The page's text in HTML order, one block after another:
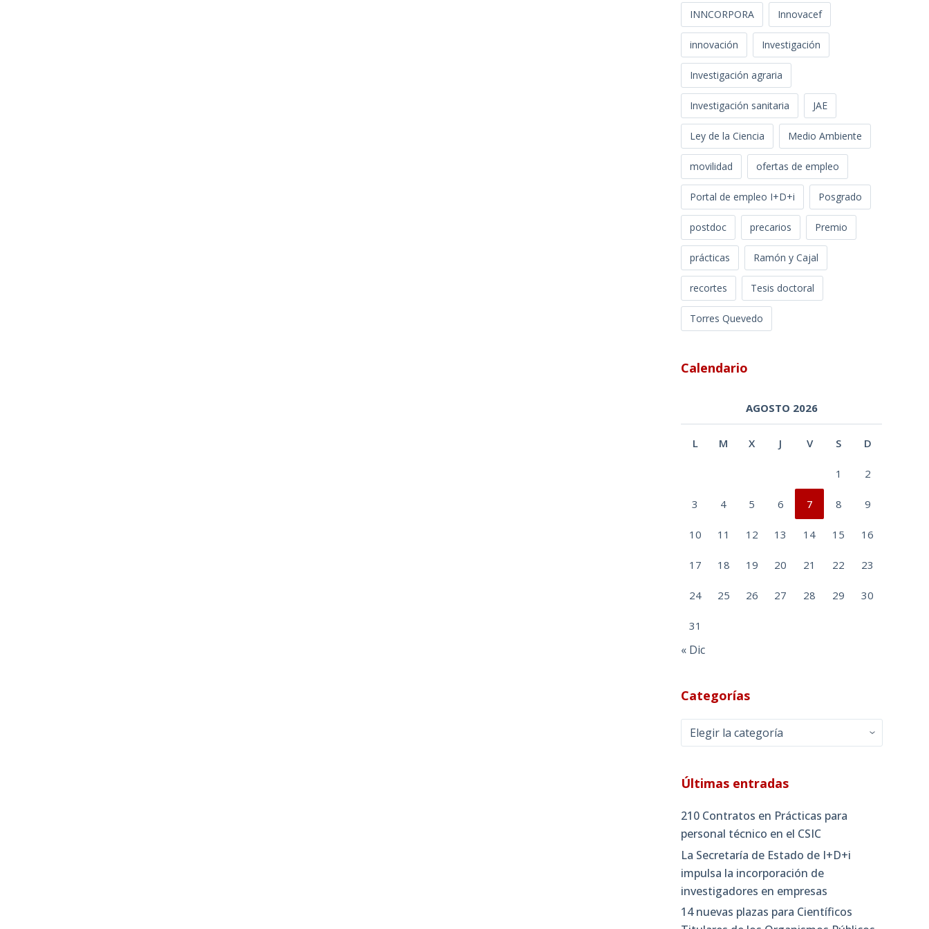
INNCORPORA Innovacef
innovación Investigación
Investigación agraria
Investigación sanitaria JAE
Ley de la Ciencia Medio Ambiente
movilidad ofertas de empleo
Portal de empleo I+D+i Posgrado
postdoc precarios Premio
prácticas Ramón y Cajal
recortes Tesis doctoral
Torres Quevedo
Calendario
AGOSTO 2026
L M X J V S D
1 2
3 4 5 6 7 8 9
10 11 12 13 14 15 16
17 18 19 20 21 22 23
24 25 26 27 28 29 30
31
« Dic
Categorías
Categorías
Últimas entradas
210 Contratos en Prácticas para
personal técnico en el CSIC
La Secretaría de Estado de I+D+i
impulsa la incorporación de
investigadores en empresas
14 nuevas plazas para Científicos